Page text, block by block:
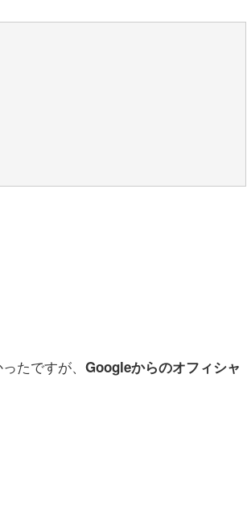
たですが、 Googleからのオフィシャ